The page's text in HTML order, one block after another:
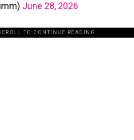
June 28, 2026
TO CONTINUE READING.